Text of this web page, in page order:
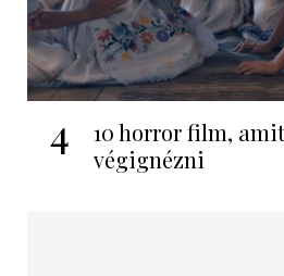
4
10 horror film,
végignézni